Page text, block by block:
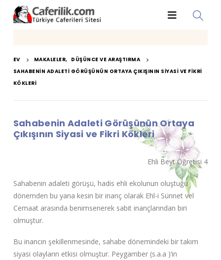
EV MAKALELER, DÜŞÜNCE VE ARAŞTIRMA
SAHABENIN ADALETI GÖRÜŞÜNÜN ORTAYA ÇIKIŞININ SIYASI VE FIKRI
KÖKLERI
Sahabenin Adaleti Görüşünün Ortaya
Çıkışının Siyasi ve Fikri Kökleri
Ehli Beyt Öğretisi 4
Sahabenin adaleti görüşü, hadis ehli ekolunun oluştuğu
dönemden bu yana kesin bir inanç olarak Ehl-i Sünnet vel
Cemaat arasında benimsenerek sabit inançlarından biri
olmuştur.
Bu inancın şekillenmesinde, sahabe dönemindeki bir takım
siyasi olayların etkisi olmuştur. Peygamber (s.a.a )’in